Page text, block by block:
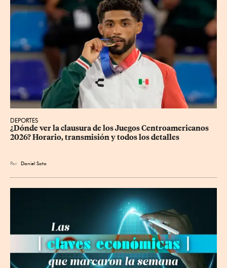
DEPORTES
¿Dónde ver la clausura de los Juegos Centroamericanos
2026? Horario, transmisión y todos los detalles
Por Daniel Soto